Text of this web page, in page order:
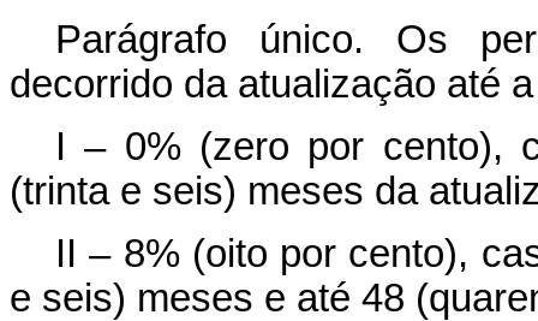
Parágrafo único. Os
decorrido da atualização até
I – 0% (zero por cento),
(trinta e seis) meses da
II – 8% (oito por cento),
e seis) meses e até 48